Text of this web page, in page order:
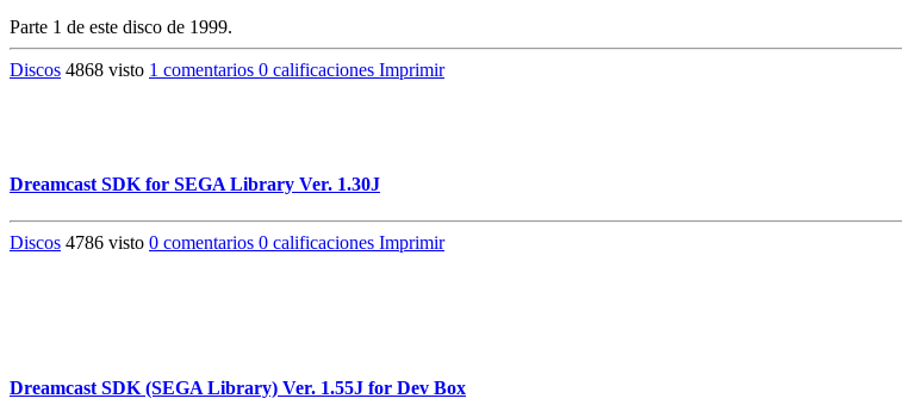
Parte 1 de este disco de 1999.
Discos 4868 visto 1 comentarios 0 calificaciones Imprimir
Dreamcast SDK for SEGA Library Ver. 1.30J
Discos 4786 visto 0 comentarios 0 calificaciones Imprimir
Dreamcast SDK (SEGA Library) Ver. 1.55J for Dev Box